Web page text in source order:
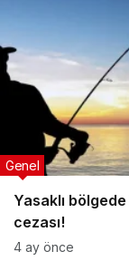
Yasaklı
cezası!
Genel
4 ay önce